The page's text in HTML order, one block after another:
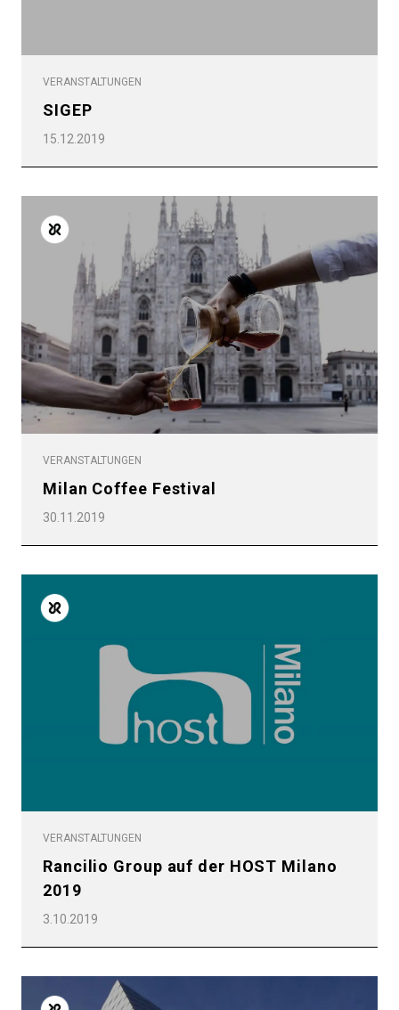
VERANSTALTUNGEN
SIGEP
15.12.2019
VERANSTALTUNGEN
Milan Coffee Festival
30.11.2019
VERANSTALTUNGEN
Rancilio Group auf der HOST Milano
2019
3.10.2019